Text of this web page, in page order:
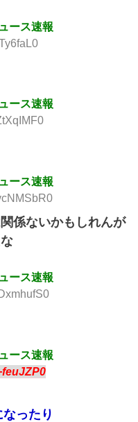
ース速報
ース速報
ース速報
係ないかもしれんが
ース速報
ース速報
ったり